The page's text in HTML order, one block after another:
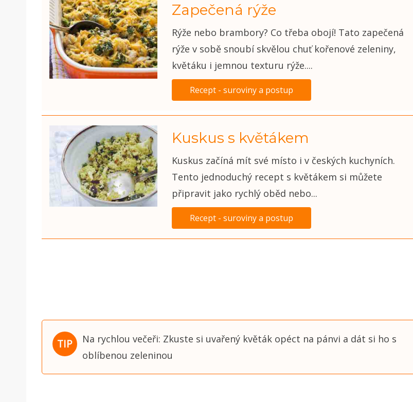
Zapečená rýže
Rýže nebo brambory? Co třeba obojí! Tato zapečená
rýže v sobě snoubí skvělou chuť kořenové zeleniny,
květáku i jemnou texturu rýže....
Recept - suroviny a postup
Kuskus s květákem
Kuskus začíná mít své místo i v českých kuchyních.
Tento jednoduchý recept s květákem si můžete
připravit jako rychlý oběd nebo...
Recept - suroviny a postup
Na rychlou večeři: Zkuste si uvařený květák opéct na pánvi a dát si ho s
oblíbenou zeleninou